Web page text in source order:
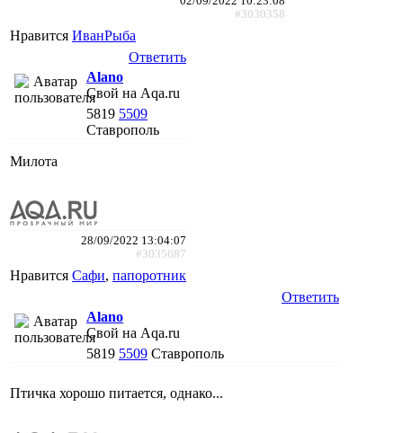
#3030358
Нравится ИванРыба
Ответить
Alano
Свой на Aqa.ru
5819 5509
Ставрополь
Милота
28/09/2022 13:04:07
#3035687
Нравится Сафи, папоротник
Ответить
Alano
Свой на Aqa.ru
5819 5509 Ставрополь
Птичка хорошо питается, однако...